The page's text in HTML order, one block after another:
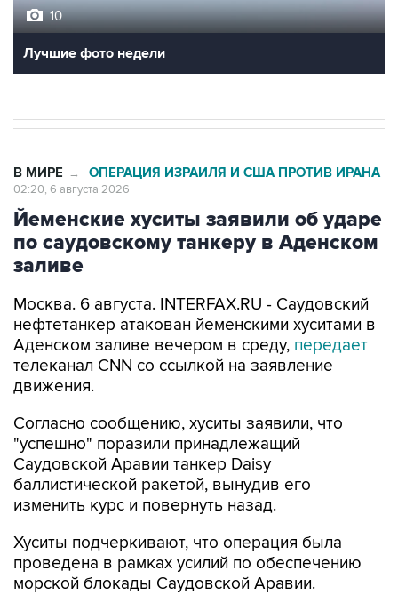
10
Лучшие фото недели
В МИРЕ → ОПЕРАЦИЯ ИЗРАИЛЯ И США ПРОТИВ ИРАНА
02:20, 6 августа 2026
Йеменские хуситы заявили об ударе
по саудовскому танкеру в Аденском
заливе
Москва. 6 августа. INTERFAX.RU - Саудовский
нефтетанкер атакован йеменскими хуситами в
Аденском заливе вечером в среду, передает
телеканал CNN со ссылкой на заявление
движения.
Согласно сообщению, хуситы заявили, что
"успешно" поразили принадлежащий
Саудовской Аравии танкер Daisy
баллистической ракетой, вынудив его
изменить курс и повернуть назад.
Хуситы подчеркивают, что операция была
проведена в рамках усилий по обеспечению
морской блокады Саудовской Аравии.